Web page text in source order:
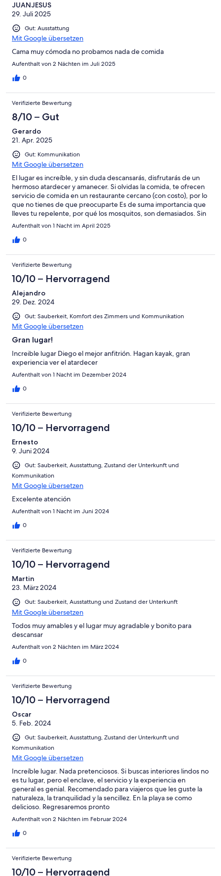
JUANJESUS
29. Juli 2025
Gut: Ausstattung
Mit Google übersetzen
Cama muy cómoda no probamos nada de comida
Aufenthalt von 2 Nächten im Juli 2025
0
Verifizierte Bewertung
8/10 – Gut
Gerardo
21. Apr. 2025
Gut: Kommunikation
Mit Google übersetzen
El lugar es increíble, y sin duda descansarás, disfrutarás de un
hermoso atardecer y amanecer. Si olvidas la comida, te ofrecen
servicio de comida en un restaurante cercano (con costo), por lo
que no tienes de que preocuparte Es de suma importancia que
lleves tu repelente, por qué los mosquitos, son demasiados. Sin
embargo, y para ser sincero, por el precio, creo que pueden
ofrecer un poco más y mejorar la calidad, incluso hacerle
mantenimiento al lugar, sería bueno. Esto no limita que pases
Aufenthalt von 1 Nacht im April 2025
0
Verifizierte Bewertung
10/10 – Hervorragend
Alejandro
29. Dez. 2024
Gut: Sauberkeit, Komfort des Zimmers und Kommunikation
Mit Google übersetzen
Gran lugar!
Increible lugar Diego el mejor anfitrión. Hagan kayak, gran
experiencia ver el atardecer
Aufenthalt von 1 Nacht im Dezember 2024
0
Verifizierte Bewertung
10/10 – Hervorragend
Ernesto
9. Juni 2024
Gut: Sauberkeit, Ausstattung, Zustand der Unterkunft und
Kommunikation
Mit Google übersetzen
Excelente atención
Aufenthalt von 1 Nacht im Juni 2024
0
Verifizierte Bewertung
10/10 – Hervorragend
Martin
23. März 2024
Gut: Sauberkeit, Ausstattung und Zustand der Unterkunft
Mit Google übersetzen
Todos muy amables y el lugar muy agradable y bonito para
descansar
Aufenthalt von 2 Nächten im März 2024
0
Verifizierte Bewertung
10/10 – Hervorragend
Oscar
5. Feb. 2024
Gut: Sauberkeit, Ausstattung, Zustand der Unterkunft und
Kommunikation
Mit Google übersetzen
Increíble lugar. Nada pretenciosos. Si buscas interiores lindos no
es tu lugar, pero el enclave, el servicio y la experiencia en
general es genial. Recomendado para viajeros que les guste la
naturaleza, la tranquilidad y la sencillez. En la playa se como
delicioso. Regresaremos pronto
Aufenthalt von 2 Nächten im Februar 2024
0
Verifizierte Bewertung
10/10 – Hervorragend